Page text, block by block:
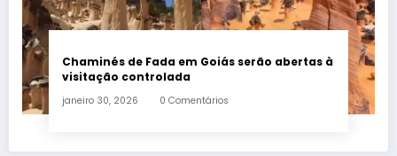
Chaminés de Fada em Goiás serão abertas à
visitação controlada
janeiro 30, 2026 0 Comentários